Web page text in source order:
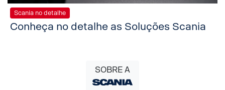
Scania no detalhe
Conheça no detalhe as Soluções Scania
SOBRE A